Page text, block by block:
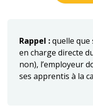
Rappel :quelle que
en charge directe
non), l’employeur
ses apprentis à la